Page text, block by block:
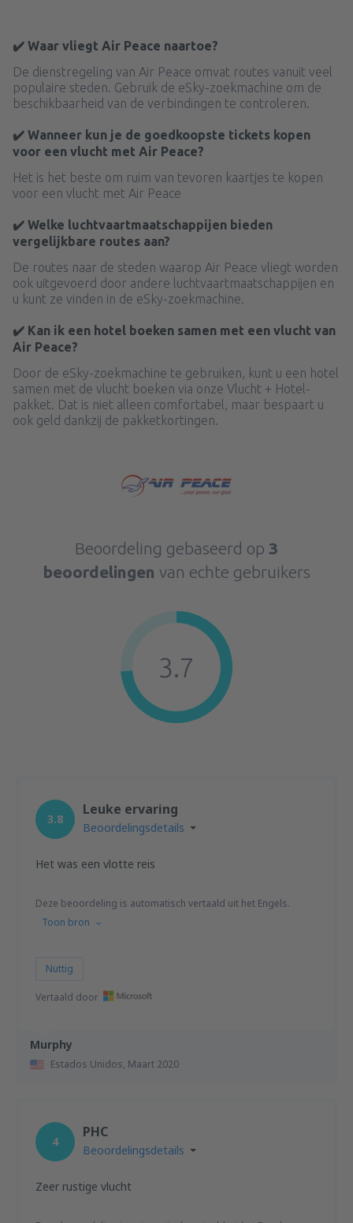
✔️ Waar vliegt Air Peace naartoe?
De dienstregeling van Air Peace omvat routes vanuit veel
populaire steden. Gebruik de eSky-zoekmachine om de
beschikbaarheid van de verbindingen te controleren.
✔️ Wanneer kun je de goedkoopste tickets kopen
voor een vlucht met Air Peace?
Het is het beste om ruim van tevoren kaartjes te kopen
voor een vlucht met Air Peace
✔️ Welke luchtvaartmaatschappijen bieden
vergelijkbare routes aan?
De routes naar de steden waarop Air Peace vliegt worden
ook uitgevoerd door andere luchtvaartmaatschappijen en
u kunt ze vinden in de eSky-zoekmachine.
✔️ Kan ik een hotel boeken samen met een vlucht van
Air Peace?
Door de eSky-zoekmachine te gebruiken, kunt u een hotel
samen met de vlucht boeken via onze Vlucht + Hotel-
pakket. Dat is niet alleen comfortabel, maar bespaart u
ook geld dankzij de pakketkortingen.
Beoordeling gebaseerd op 3
beoordelingen van echte gebruikers
3.7
Murphy
Estados Unidos, Maart 2020
3.8
Leuke ervaring
Beoordelingsdetails
Het was een vlotte reis
Deze beoordeling is automatisch vertaald uit het Engels.
Toon bron
Nuttig
Vertaald door
4
PHC
Beoordelingsdetails
Zeer rustige vlucht